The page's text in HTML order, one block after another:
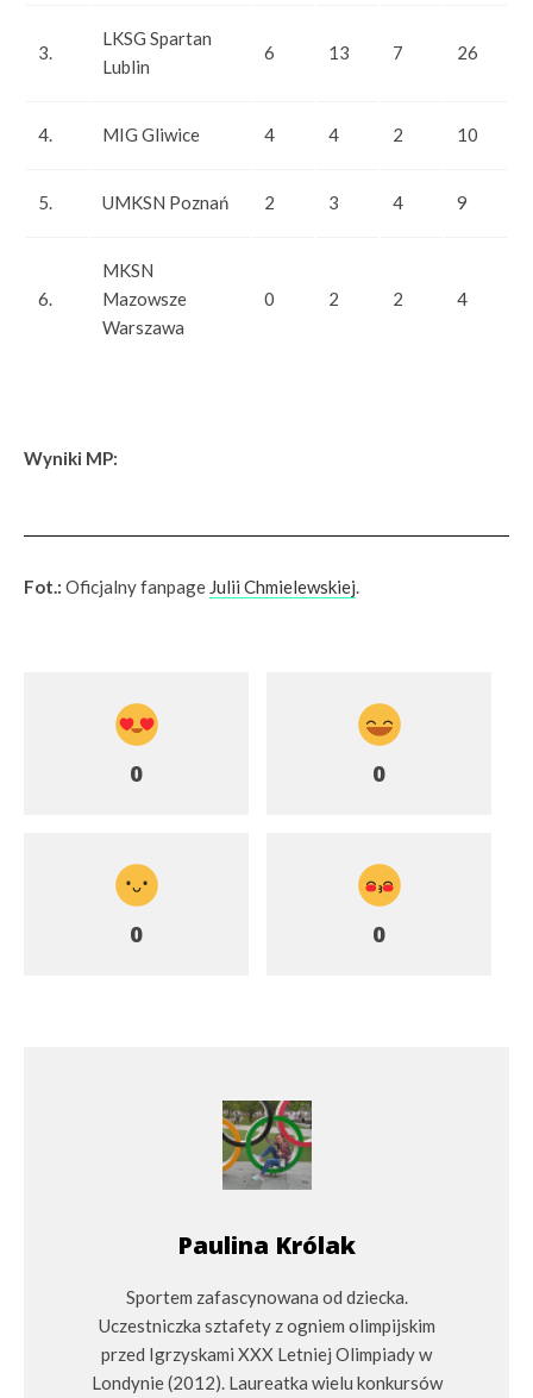
3.
LKSG Spartan
Lublin
6 13 7 26
4. MIG Gliwice 4 4 2 10
5. UMKSN Poznań 2 3 4 9
6.
MKSN
Mazowsze
Warszawa
0 2 2 4
Wyniki MP:
Fot.: Oficjalny fanpage Julii Chmielewskiej
0 0
0 0
Paulina Królak
Sportem zafascynowana od dziecka.
Uczestniczka sztafety z ogniem olimpijskim
przed Igrzyskami XXX Letniej Olimpiady w
Londynie (2012). Laureatka wielu konkursów